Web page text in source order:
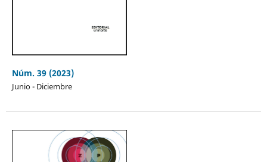
Núm. 39 (2023)
Junio - Diciembre